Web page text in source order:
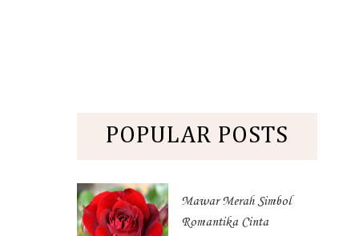
POPULAR POSTS
Mawar Merah Simbol
Romantika Cinta